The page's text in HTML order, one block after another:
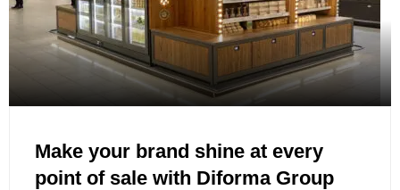
Make your brand shine at every
point of sale with Diforma Group